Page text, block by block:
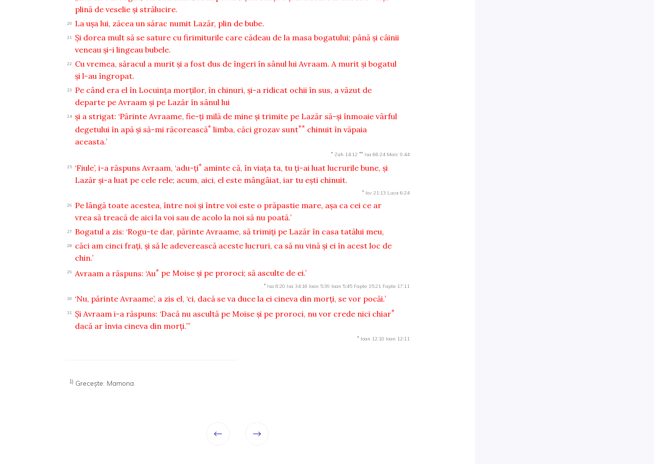
plină de veselie şi strălucire.
20 La uşa lui, zăcea un sărac numit Lazăr, plin de bube.
21
Şi dorea mult să se sature cu firimiturile care cădeau de la masa bogatului; până şi câinii
veneau şi-i lingeau bubele.
22
Cu vremea, săracul a murit şi a fost dus de îngeri în sânul lui Avraam. A murit şi bogatul
şi l-au îngropat.
23
Pe când era el în Locuinţa morţilor, în chinuri, şi-a ridicat ochii în sus, a văzut de
departe pe Avraam şi pe Lazăr în sânul lui
24
şi a strigat: ‘Părinte Avraame, fie-ţi milă de mine şi trimite pe Lazăr să-şi înmoaie vârful
degetului în apă şi să-mi răcorească* limba, căci grozav sunt** chinuit în văpaia
aceasta.’
* Zah 14:12 ** Isa 66:24 Marc 9:44
25 ‘Fiule’, i-a răspuns Avraam, ‘adu-ţi* aminte că, în viaţa ta, tu ţi-ai luat lucrurile bune, şi
Lazăr şi-a luat pe cele rele; acum, aici, el este mângâiat, iar tu eşti chinuit.
* Iov 21:13 Luca 6:24
26
Pe lângă toate acestea, între noi şi între voi este o prăpastie mare, aşa ca cei ce ar
vrea să treacă de aici la voi sau de acolo la noi să nu poată.’
27 Bogatul a zis: ‘Rogu-te dar, părinte Avraame, să trimiţi pe Lazăr în casa tatălui meu,
28
căci am cinci fraţi, şi să le adeverească aceste lucruri, ca să nu vină şi ei în acest loc de
chin.’
29 Avraam a răspuns: ‘Au* pe Moise şi pe proroci; să asculte de ei.’
* Isa 8:20 Isa 34:16 Ioan 5:39 Ioan 5:45 Fapte 15:21 Fapte 17:11
30 ‘Nu, părinte Avraame’, a zis el, ‘ci, dacă se va duce la ei cineva din morţi, se vor pocăi.’
31 Şi Avraam i-a răspuns: ‘Dacă nu ascultă pe Moise şi pe proroci, nu vor crede nici chiar*
dacă ar învia cineva din morţi.’”
* Ioan 12:10 Ioan 12:11
1) Greceşte: Mamona.